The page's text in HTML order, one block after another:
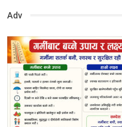
Adv